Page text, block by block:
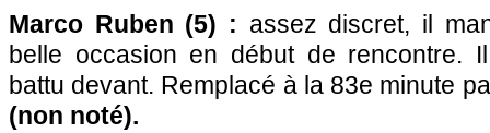
Marco Ruben (5) : assez discret, il
belle occasion en début de rencontre.
battu devant. Remplacé à la 83e minute
(non noté).